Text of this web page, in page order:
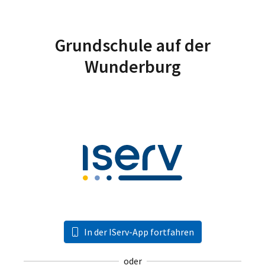
Grundschule auf der
Wunderburg
In der IServ-App fortfahren
oder